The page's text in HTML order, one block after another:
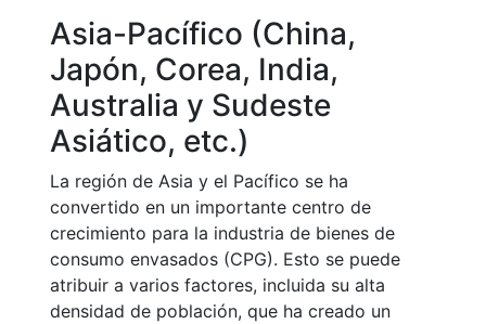
Asia-Pacífico (China,
Japón, Corea, India,
Australia y Sudeste
Asiático, etc.)
La región de Asia y el Pacífico se ha
convertido en un importante centro de
crecimiento para la industria de bienes de
consumo envasados (CPG). Esto se puede
atribuir a varios factores, incluida su alta
densidad de población, que ha creado un